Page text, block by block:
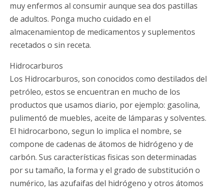
muy enfermos al consumir aunque sea dos pastillas
de adultos. Ponga mucho cuidado en el
almacenamientop de medicamentos y suplementos
recetados o sin receta.
Hidrocarburos
Los Hidrocarburos, son conocidos como destilados del
petróleo, estos se encuentran en mucho de los
productos que usamos diario, por ejemplo: gasolina,
pulimentó de muebles, aceite de lámparas y solventes.
El hidrocarbono, segun lo implica el nombre, se
compone de cadenas de átomos de hidrógeno y de
carbón. Sus características fisicas son determinadas
por su tamaño, la forma y el grado de substitución o
numérico, las azufaifas del hidrógeno y otros átomos